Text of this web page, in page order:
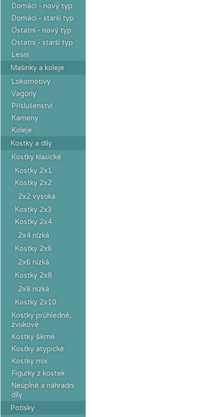
Domácí - nový typ
Domácí - starší typ
Ostatní - nový typ
Ostatní - starší typ
Lesní
Mašinky a koleje
Lokomotivy
Vagóny
Příslušenství
Kameny
Koleje
Kostky a díly
Kostky klasické
Kostky 2x1
Kostky 2x2
2x2 vysoká
Kostky 2x3
Kostky 2x4
2x4 nízká
Kostky 2x6
2x6 nízká
Kostky 2x8
2x8 nízká
Kostky 2x10
Kostky průhledné,
zvukové
Kostky šikmé
Kostky atypické
Kostky mix
Figurky z kostek
Neúplné a náhradní
díly
Potisky